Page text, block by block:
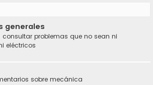
generales
consultar problemas que no sean ni
eléctricos
sobre mecánica